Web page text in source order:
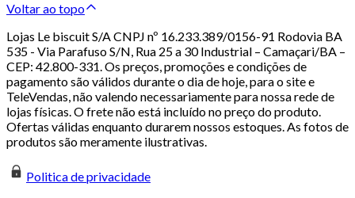
Voltar ao topo
Lojas Le biscuit S/A CNPJ nº 16.233.389/0156-91 Rodovia BA
535 - Via Parafuso S/N, Rua 25 a 30 Industrial – Camaçari/BA –
CEP: 42.800-331. Os preços, promoções e condições de
pagamento são válidos durante o dia de hoje, para o site e
TeleVendas, não valendo necessariamente para nossa rede de
lojas físicas. O frete não está incluído no preço do produto.
Ofertas válidas enquanto durarem nossos estoques. As fotos de
produtos são meramente ilustrativas.
Politica de privacidade